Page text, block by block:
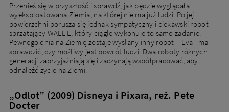
Przenieś się w przyszłość i sprawdź, jak będzie wyglądała
wyeksploatowana Ziemia, na której nie ma już ludzi. Po jej
powierzchni porusza się jednak sympatyczny i ciekawski robot
sprzątający WALL-E, który ciągle wykonuje to samo zadanie.
Pewnego dnia na Ziemię zostaje wysłany inny robot – Eva –ma
sprawdzić, czy możliwy jest powrót ludzi. Dwa roboty różnych
generacji zaprzyjaźniają się i zaczynają współpracować, aby
odnaleźć życie na Ziemi.
„Odlot” (2009) Disneya i Pixara, reż. Pete
Docter